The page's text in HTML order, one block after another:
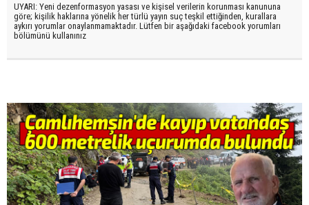
UYARI: Yeni dezenformasyon yasası ve kişisel verilerin korunması kanununa
göre; kişilik haklarına yönelik her türlü yayın suç teşkil ettiğinden, kurallara
aykırı yorumlar onaylanmamaktadır. Lütfen bir aşağıdaki facebook yorumları
bölümünü kullanınız